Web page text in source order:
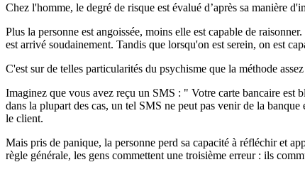
Chez l'homme, le degré de risque est évalué d’après sa manière
Plus la personne est angoissée, moins elle est capable de
est arrivé soudainement. Tandis que lorsqu'on est serein, on est
C'est sur de telles particularités du psychisme que la méthode
Imaginez que vous avez reçu un SMS : " Votre carte bancaire
dans la plupart des cas, un tel SMS ne peut pas venir de la
le client.
Mais pris de panique, la personne perd sa capacité à réfléchir et
règle générale, les gens commettent une troisième erreur : ils